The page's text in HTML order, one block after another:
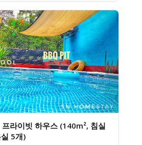
라이빗 하우스 (140m², 침실
5개)